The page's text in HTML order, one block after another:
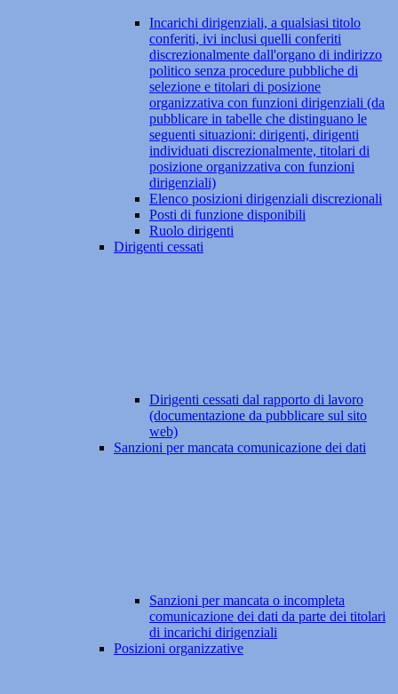
Incarichi dirigenziali, a qualsiasi titolo
conferiti, ivi inclusi quelli conferiti
discrezionalmente dall'organo di indirizzo
politico senza procedure pubbliche di
selezione e titolari di posizione
organizzativa con funzioni dirigenziali (da
pubblicare in tabelle che distinguano le
seguenti situazioni: dirigenti, dirigenti
individuati discrezionalmente, titolari di
posizione organizzativa con funzioni
dirigenziali)
Elenco posizioni dirigenziali discrezionali
Posti di funzione disponibili
Ruolo dirigenti
Dirigenti cessati
Dirigenti cessati dal rapporto di lavoro
(documentazione da pubblicare sul sito
web)
Sanzioni per mancata comunicazione dei dati
Sanzioni per mancata o incompleta
comunicazione dei dati da parte dei titolari
di incarichi dirigenziali
Posizioni organizzative